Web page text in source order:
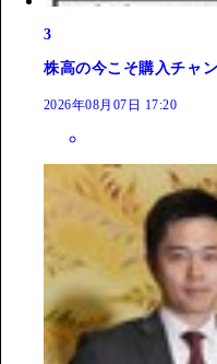
3
株高の今こそ購入チャ
2026年08月07日 17:20